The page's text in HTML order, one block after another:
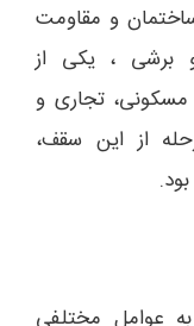
و مقاومت
برشی ، یکی از
مسکونی، تجاری و
از این سقف،
عوامل مختلفی